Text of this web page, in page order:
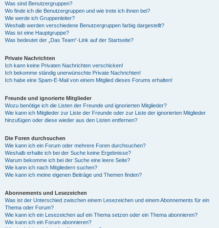
Was sind Benutzergruppen?
Wo finde ich die Benutzergruppen und wie trete ich ihnen bei?
Wie werde ich Gruppenleiter?
Weshalb werden verschiedene Benutzergruppen farbig dargestellt?
Was ist eine Hauptgruppe?
Was bedeutet der „Das Team“-Link auf der Startseite?
Private Nachrichten
Ich kann keine Privaten Nachrichten verschicken!
Ich bekomme ständig unerwünschte Private Nachrichten!
Ich habe eine Spam-E-Mail von einem Mitglied dieses Forums erhalten!
Freunde und ignorierte Mitglieder
Wozu benötige ich die Listen der Freunde und ignorierten Mitglieder?
Wie kann ich Mitglieder zur Liste der Freunde oder zur Liste der ignorierten Mitglieder
hinzufügen oder diese wieder aus den Listen entfernen?
Die Foren durchsuchen
Wie kann ich ein Forum oder mehrere Foren durchsuchen?
Weshalb erhalte ich bei der Suche keine Ergebnisse?
Warum bekomme ich bei der Suche eine leere Seite?
Wie kann ich nach Mitgliedern suchen?
Wie kann ich meine eigenen Beiträge und Themen finden?
Abonnements und Lesezeichen
Was ist der Unterschied zwischen einem Lesezeichen und einem Abonnements für ein
Thema oder Forum?
Wie kann ich ein Lesezeichen auf ein Thema setzen oder ein Thema abonnieren?
Wie kann ich ein Forum abonnieren?